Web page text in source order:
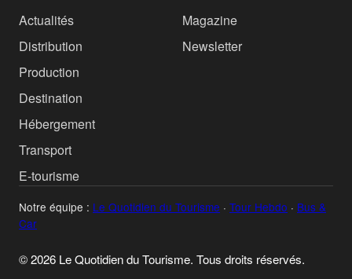
Actualités
Distribution
Production
Destination
Hébergement
Transport
E-tourisme
Magazine
Newsletter
Notre équipe : Le Quotidien du Tourisme · Tour Hebdo · Bus &
Car
© 2026 Le Quotidien du Tourisme. Tous droits réservés.